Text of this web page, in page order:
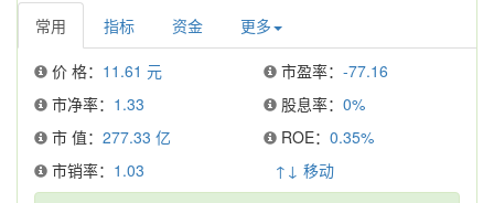
常用 指标 资金 更多
价 格： 11.61 元 市盈率： -77.16
市净率： 1.33 股息率： 0%
市 值： 277.33 亿 ROE： 0.35%
市销率： 1.03 ↑↓ 移动